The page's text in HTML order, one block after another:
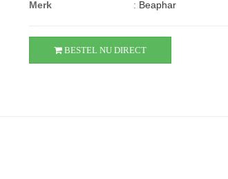
Merk
: Beaphar
BESTEL NU DIRECT